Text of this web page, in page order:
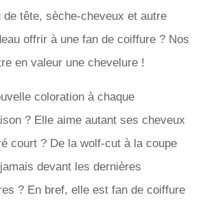
de tête, sèche-cheveux et autre
offrir à une fan de coiffure ? Nos
en valeur une chevelure !
coloration à chaque
? Elle aime autant ses cheveux
court ? De la wolf-cut à la coupe
devant les dernières
? En bref, elle est fan de coiffure